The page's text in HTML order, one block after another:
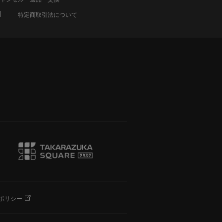
特定商取引法について
リシー